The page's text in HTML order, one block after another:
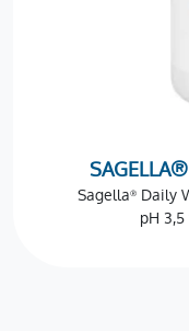
Sagella®Daily
pH